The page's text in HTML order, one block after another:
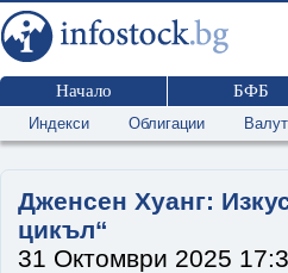
Начало БФБ
Индекси Облигации
Дженсен Хуанг:
цикъл“
31 Октомври 2025